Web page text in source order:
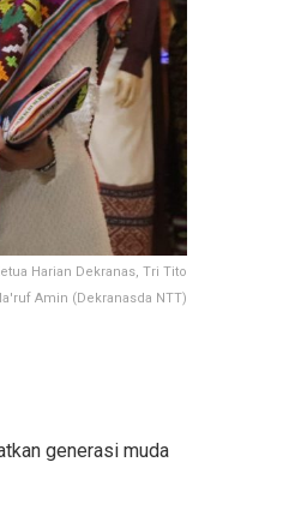
Harian Dekranas, Tri Tito
Amin (Dekranasda NTT)
generasi muda